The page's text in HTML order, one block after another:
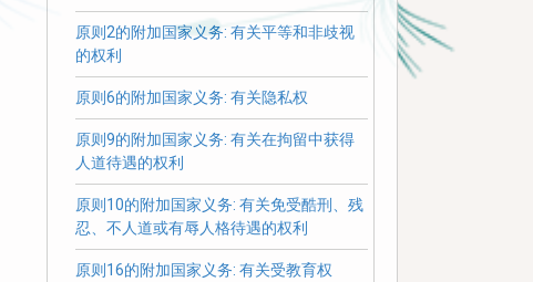
原则2的附加国家义务: 有关平等和非歧视
的权利
原则6的附加国家义务: 有关隐私权
原则9的附加国家义务: 有关在拘留中获得
人道待遇的权利
原则10的附加国家义务: 有关免受酷刑、残
忍、不人道或有辱人格待遇的权利
原则16的附加国家义务: 有关受教育权